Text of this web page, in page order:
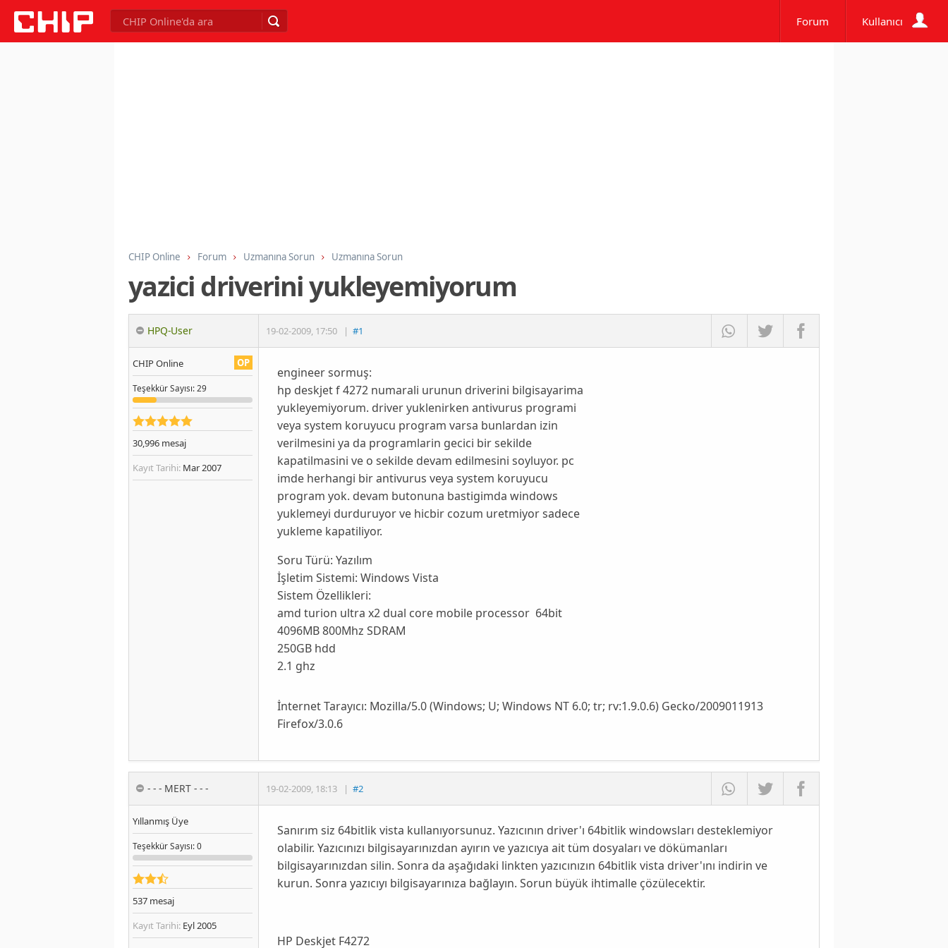
Forum Kullanıcı
CHIP Online Forum Uzmanına Sorun Uzmanına Sorun
yazici driverini yukleyemiyorum
HPQ-User 19-02-2009, 17:50 | #1
OP
CHIP Online
TeşekkürSayısı: 29
30,996 mesaj
Kayıt Tarihi: Mar 2007
engineer sormuş:
hp deskjet f 4272 numarali urunun driverini bilgisayarima
yukleyemiyorum. driver yuklenirken antivurus programi
veya system koruyucu program varsa bunlardan izin
verilmesini ya da programlarin gecici bir sekilde
kapatilmasini ve o sekilde devam edilmesini soyluyor. pc
imde herhangi bir antivurus veya system koruyucu
program yok. devam butonuna bastigimda windows
yuklemeyi durduruyor ve hicbir cozum uretmiyor sadece
yukleme kapatiliyor.
Soru Türü: Yazılım
İşletim Sistemi: Windows Vista
Sistem Özellikleri:
amd turion ultra x2 dual core mobile processor 64bit
4096MB 800Mhz SDRAM
250GB hdd
2.1 ghz
İnternet Tarayıcı: Mozilla/5.0 (Windows; U; Windows NT 6.0; tr; rv:1.9.0.6) Gecko/2009011913
Firefox/3.0.6
- - - MERT - - - 19-02-2009, 18:13 | #2
Yıllanmış Üye
TeşekkürSayısı: 0
537 mesaj
Kayıt Tarihi: Eyl 2005
Sanırım siz 64bitlik vista kullanıyorsunuz. Yazıcının driver'ı 64bitlik windowsları desteklemiyor
olabilir. Yazıcınızı bilgisayarınızdan ayırın ve yazıcıya ait tüm dosyaları ve dökümanları
bilgisayarınızdan silin. Sonra da aşağıdaki linkten yazıcınızın 64bitlik vista driver'ını indirin ve
kurun. Sonra yazıcıyı bilgisayarınıza bağlayın. Sorun büyük ihtimalle çözülecektir.
HP Deskjet F4272